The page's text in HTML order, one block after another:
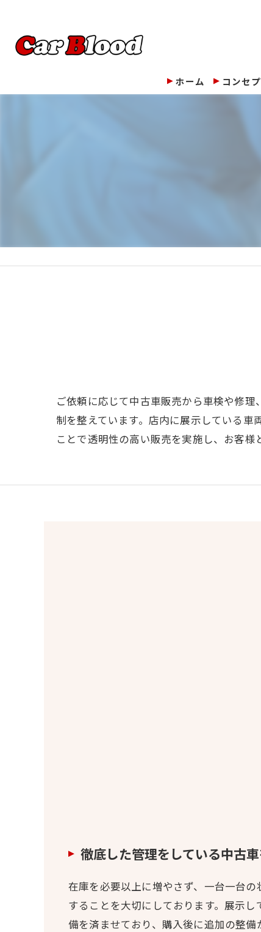
ホーム コンセ
ご依頼に応じて中古車販売から車検や修
制を整えています。店内に展示している
ことで透明性の高い販売を実施し、お客様
徹底した管理をしている中古
在庫を必要以上に増やさず、一台一台
することを大切にしております。展示
備を済ませており、購入後に追加の整